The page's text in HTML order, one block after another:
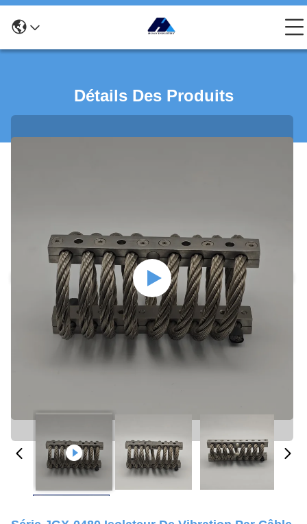
Détails Des Produits